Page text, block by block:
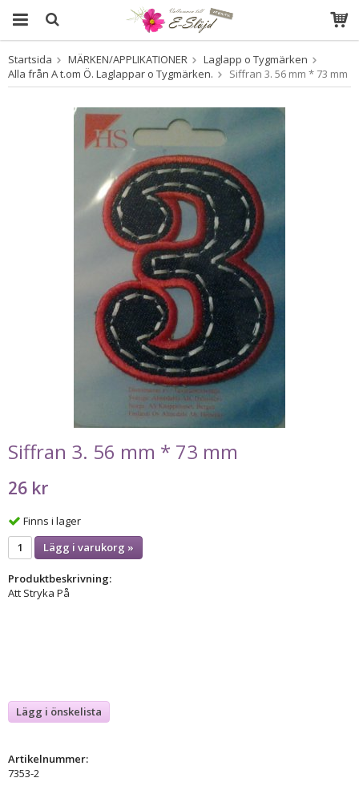
Produkten har blivit tillagd i varukorgen
Startsida MÄRKEN/APPLIKATIONER
Laglapp o Tygmärken
Alla från A t.om Ö. Laglappar o Tygmärken.
Siffran 3. 56 mm * 73 mm
Siffran 3. 56 mm * 73 mm
26 kr
Finns i lager
Lägg i varukorg »
Produktbeskrivning:
Att Stryka På
Lägg i önskelista
Artikelnummer:
7353-2